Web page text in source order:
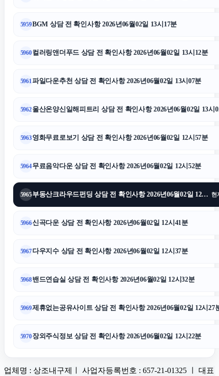
5959BGM 상담 전 확인사항 2026년06월02일 13시17분
5960컬러링앤더푸드 상담 전 확인사항 2026년06월02일 13시12분
5961 파일다운추천 상담 전 확인사항 2026년06월02일 13시07분
5962울산온양신일해피트리 상담 전 확인사항 2026년06월02일 13시
5963영화무료로보기 상담 전 확인사항 2026년06월02일 12시57분
5964무료음악다운 상담 전 확인사항 2026년06월02일 12시52분
5965 부동산크라우드펀딩 상담 전 확인사항 2026년06월02일 12시47분 현
5966신곡다운 상담 전 확인사항 2026년06월02일 12시41분
5967다우지수 상담 전 확인사항 2026년06월02일 12시37분
5968밴드연습실 상담 전 확인사항 2026년06월02일 12시32분
5969제휴없는공유사이트 상담 전 확인사항 2026년06월02일 12시27
5970장외주식정보 상담 전 확인사항 2026년06월02일 12시22분
업체명 : 상조내구제ㅣ 사업자등록번호 : 657-21-01325 ㅣ 대표